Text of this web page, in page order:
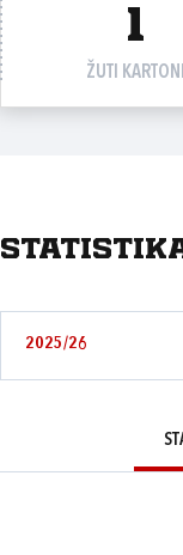
1
ŽUTI KARTONI
Statistika
2025/26